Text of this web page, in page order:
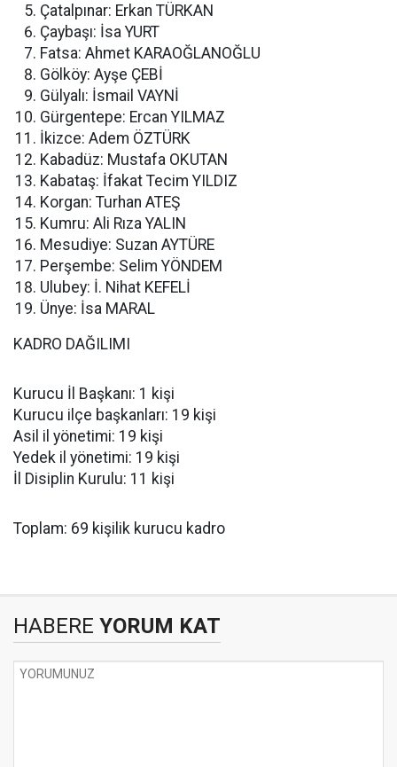
Çatalpınar: Erkan TÜRKAN
Çaybaşı: İsa YURT
Fatsa: Ahmet KARAOĞLANOĞLU
Gölköy: Ayşe ÇEBİ
Gülyalı: İsmail VAYNİ
Gürgentepe: Ercan YILMAZ
İkizce: Adem ÖZTÜRK
Kabadüz: Mustafa OKUTAN
Kabataş: İfakat Tecim YILDIZ
Korgan: Turhan ATEŞ
Kumru: Ali Rıza YALIN
Mesudiye: Suzan AYTÜRE
Perşembe: Selim YÖNDEM
Ulubey: İ. Nihat KEFELİ
Ünye: İsa MARAL
KADRO DAĞILIMI
Kurucu İl Başkanı: 1 kişi
Kurucu ilçe başkanları: 19 kişi
Asil il yönetimi: 19 kişi
Yedek il yönetimi: 19 kişi
İl Disiplin Kurulu: 11 kişi
Toplam: 69 kişilik kurucu kadro
HABERE YORUM KAT